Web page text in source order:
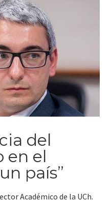
del
en el
país”
Académico de la UCh.